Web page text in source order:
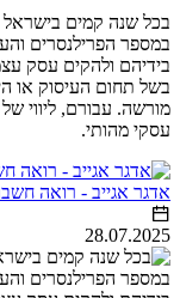
בכל שנה קמים בישראל
במספר הפרילנסרים
בידיהם ולהקים עסק
בשל תחום העיסוק או
מורשה. עבורם, ליווי
עסקי מהותי.
אדגר אגייב - רואה
28.07.2025